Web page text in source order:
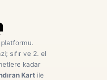
platformu.
sıfır ve 2. el
kadar
Kart ile